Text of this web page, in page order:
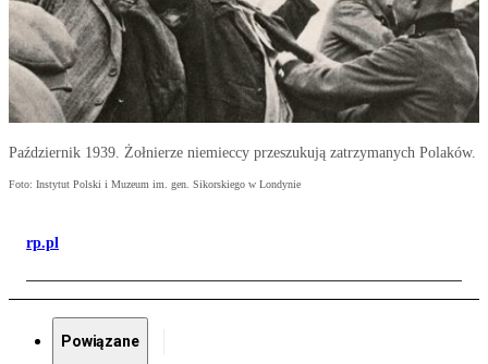
Październik 1939. Żołnierze niemieccy przeszukują zatrzymanych Polaków.
Foto: Instytut Polski i Muzeum im. gen. Sikorskiego w Londynie
rp.pl
Powiązane